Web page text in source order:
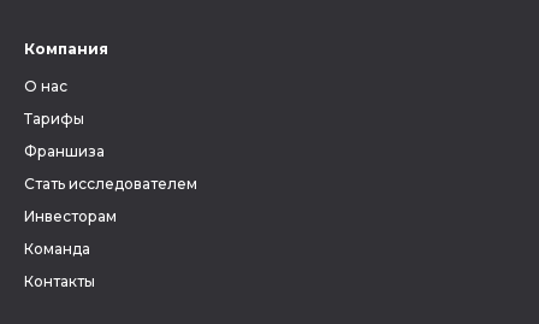
Компания
О нас
Тарифы
Франшиза
Стать исследователем
Инвесторам
Команда
Контакты